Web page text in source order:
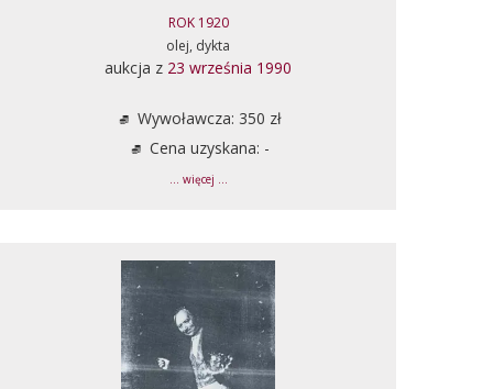
ROK 1920
olej, dykta
aukcja z 23 września 1990
Wywoławcza: 350 zł
Cena uzyskana: -
... więcej ...